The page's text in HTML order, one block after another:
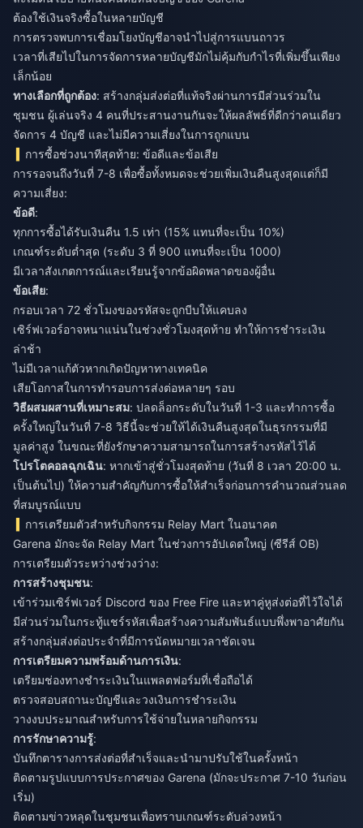
ต้องใช้เงินจริงซื้อในหลายบัญชี
การตรวจพบการเชื่อมโยงบัญชีอาจนำไปสู่การแบนถาวร
เวลาที่เสียไปในการจัดการหลายบัญชีมักไม่คุ้มกับกำไรที่เพิ่มขึ้นเพียง
เล็กน้อย
ทางเลือกที่ถูกต้อง: สร้างกลุ่มส่งต่อที่แท้จริงผ่านการมีส่วนร่วมใน
ชุมชน ผู้เล่นจริง 4 คนที่ประสานงานกันจะให้ผลลัพธ์ที่ดีกว่าคนเดียว
จัดการ 4 บัญชี และไม่มีความเสี่ยงในการถูกแบน
การซื้อช่วงนาทีสุดท้าย: ข้อดีและข้อเสีย
การรอจนถึงวันที่ 7-8 เพื่อซื้อทั้งหมดจะช่วยเพิ่มเงินคืนสูงสุดแต่ก็มี
ความเสี่ยง:
ข้อดี:
ทุกการซื้อได้รับเงินคืน 1.5 เท่า (15% แทนที่จะเป็น 10%)
เกณฑ์ระดับต่ำสุด (ระดับ 3 ที่ 900 แทนที่จะเป็น 1000)
มีเวลาสังเกตการณ์และเรียนรู้จากข้อผิดพลาดของผู้อื่น
ข้อเสีย:
กรอบเวลา 72 ชั่วโมงของรหัสจะถูกบีบให้แคบลง
เซิร์ฟเวอร์อาจหนาแน่นในช่วงชั่วโมงสุดท้าย ทำให้การชำระเงิน
ล่าช้า
ไม่มีเวลาแก้ตัวหากเกิดปัญหาทางเทคนิค
เสียโอกาสในการทำรอบการส่งต่อหลายๆ รอบ
วิธีผสมผสานที่เหมาะสม: ปลดล็อกระดับในวันที่ 1-3 และทำการซื้อ
ครั้งใหญ่ในวันที่ 7-8 วิธีนี้จะช่วยให้ได้เงินคืนสูงสุดในธุรกรรมที่มี
มูลค่าสูง ในขณะที่ยังรักษาความสามารถในการสร้างรหัสไว้ได้
โปรโตคอลฉุกเฉิน: หากเข้าสู่ชั่วโมงสุดท้าย (วันที่ 8 เวลา 20:00 น.
เป็นต้นไป) ให้ความสำคัญกับการซื้อให้สำเร็จก่อนการคำนวณส่วนลด
ที่สมบูรณ์แบบ
การเตรียมตัวสำหรับกิจกรรม Relay Mart ในอนาคต
Garena มักจะจัด Relay Mart ในช่วงการอัปเดตใหญ่ (ซีรีส์ OB)
การเตรียมตัวระหว่างช่วงว่าง:
การสร้างชุมชน:
เข้าร่วมเซิร์ฟเวอร์ Discord ของ Free Fire และหาคู่หูส่งต่อที่ไว้ใจได้
มีส่วนร่วมในกระทู้แชร์รหัสเพื่อสร้างความสัมพันธ์แบบพึ่งพาอาศัยกัน
สร้างกลุ่มส่งต่อประจำที่มีการนัดหมายเวลาชัดเจน
การเตรียมความพร้อมด้านการเงิน:
เตรียมช่องทางชำระเงินในแพลตฟอร์มที่เชื่อถือได้
ตรวจสอบสถานะบัญชีและวงเงินการชำระเงิน
วางงบประมาณสำหรับการใช้จ่ายในหลายกิจกรรม
การรักษาความรู้:
บันทึกตารางการส่งต่อที่สำเร็จและนำมาปรับใช้ในครั้งหน้า
ติดตามรูปแบบการประกาศของ Garena (มักจะประกาศ 7-10 วันก่อน
เริ่ม)
ติดตามข่าวหลุดในชุมชนเพื่อทราบเกณฑ์ระดับล่วงหน้า